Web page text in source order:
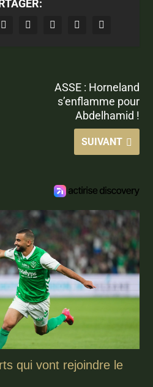
ASSE : Horneland
s’enflamme pour
Abdelhamid !
SUIVANT
qui vont rejoindre le